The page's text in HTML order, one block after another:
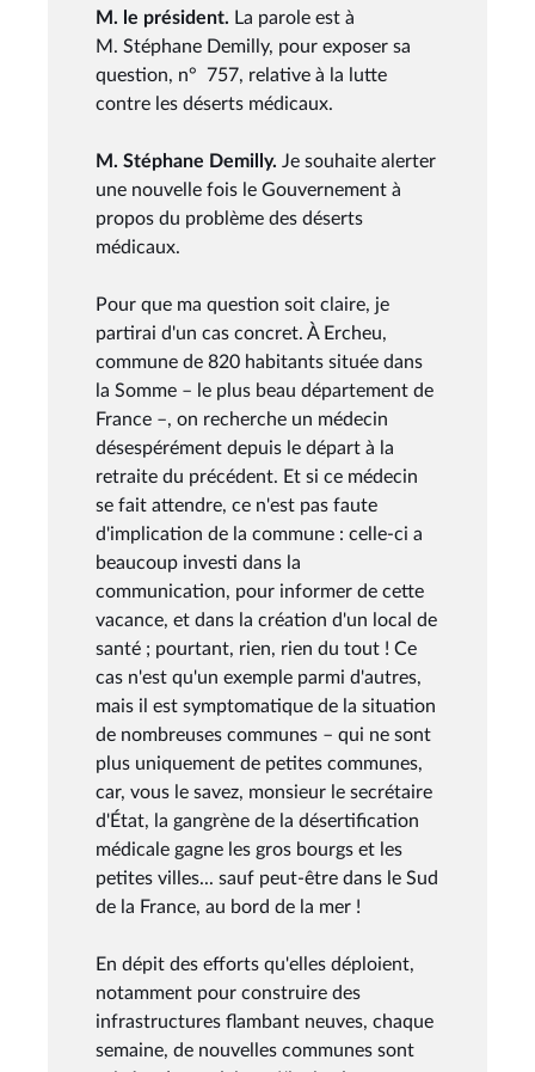
M. le président. La parole est à
M. Stéphane Demilly, pour exposer sa
question, n° 757, relative à la lutte
contre les déserts médicaux.
M. Stéphane Demilly. Je souhaite alerter
une nouvelle fois le Gouvernement à
propos du problème des déserts
médicaux.
Pour que ma question soit claire, je
partirai d'un cas concret. À Ercheu,
commune de 820 habitants située dans
la Somme – le plus beau département de
France –, on recherche un médecin
désespérément depuis le départ à la
retraite du précédent. Et si ce médecin
se fait attendre, ce n'est pas faute
d'implication de la commune : celle-ci a
beaucoup investi dans la
communication, pour informer de cette
vacance, et dans la création d'un local de
santé ; pourtant, rien, rien du tout ! Ce
cas n'est qu'un exemple parmi d'autres,
mais il est symptomatique de la situation
de nombreuses communes – qui ne sont
plus uniquement de petites communes,
car, vous le savez, monsieur le secrétaire
d'État, la gangrène de la désertification
médicale gagne les gros bourgs et les
petites villes... sauf peut-être dans le Sud
de la France, au bord de la mer !
En dépit des efforts qu'elles déploient,
notamment pour construire des
infrastructures flambant neuves, chaque
semaine, de nouvelles communes sont